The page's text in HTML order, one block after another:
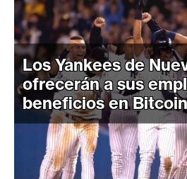
C
r
i
p
t
o
M
e
r
c
Los Yankees de
ofrecerán a sus
beneficios en Bitcoin